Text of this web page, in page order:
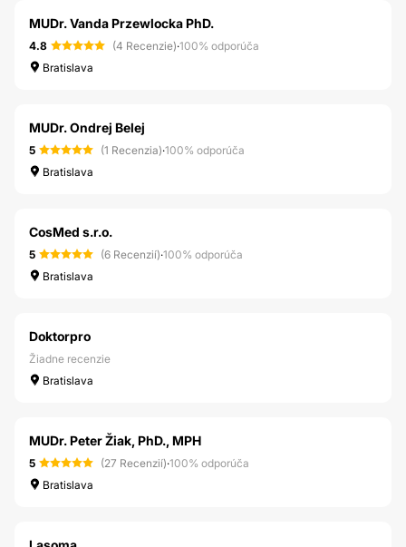
MUDr. Vanda Przewlocka PhD.
4.8 (4 Recenzie)·100% odporúča
Bratislava
MUDr. Ondrej Belej
5 (1 Recenzia)·100% odporúča
Bratislava
CosMed s.r.o.
5 (6 Recenzií)·100% odporúča
Bratislava
Doktorpro
Žiadne recenzie
Bratislava
MUDr. Peter Žiak, PhD., MPH
5 (27 Recenzií)·100% odporúča
Bratislava